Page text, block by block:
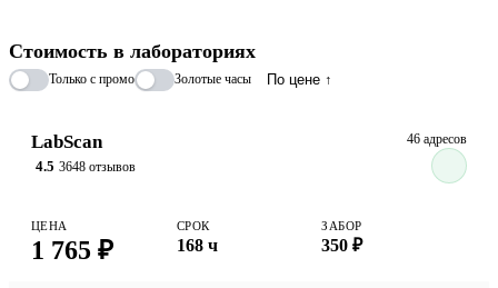
Стоимость в лабораториях
Только с промо Золотые часы По цене ↑
LabScan
4.5 3648 отзывов
46 адресов
ЦЕНА
1 765 ₽
СРОК
168 ч
ЗАБОР
350 ₽